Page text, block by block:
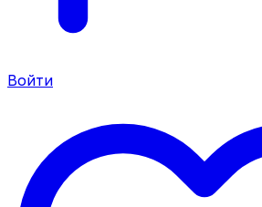
Войти